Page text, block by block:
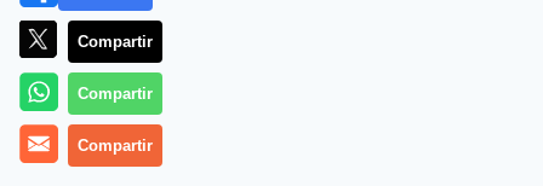
Compartir
Compartir
Compartir